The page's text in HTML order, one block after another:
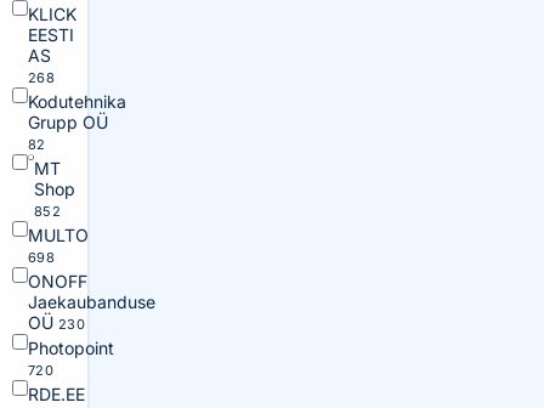
KLICK
EESTI
AS
268
Kodutehnika
Grupp OÜ
82
MT
Shop
852
MULTO
698
ONOFF
Jaekaubanduse
OÜ 230
Photopoint
720
RDE.EE